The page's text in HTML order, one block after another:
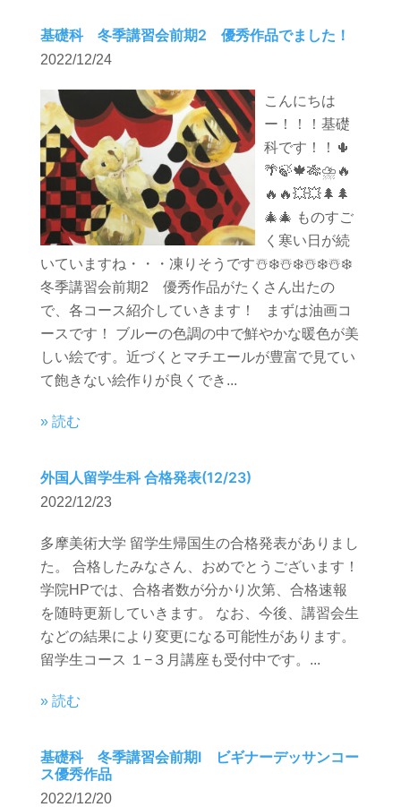
基礎科 冬季講習会前期2 優秀作品でました！
2022/12/24
こんにちは
ー！！！基礎
科です！！🌵
🌴🍃🍁🎋⛈️🔥
🔥🔥💥💥🌲🌲
🎄🎄 ものすご
く寒い日が続
いていますね・・・凍りそうです☃️❄️☃️❄️☃️❄️☃️❄️
冬季講習会前期2 優秀作品がたくさん出たの
で、各コース紹介していきます！ まずは油画コ
ースです！ ブルーの色調の中で鮮やかな暖色が美
しい絵です。近づくとマチエールが豊富で見てい
て飽きない絵作りが良くでき...
» 読む
外国人留学生科 合格発表(12/23)
2022/12/23
多摩美術大学 留学生帰国生の合格発表がありまし
た。 合格したみなさん、おめでとうございます！
学院HPでは、合格者数が分かり次第、合格速報
を随時更新していきます。 なお、今後、講習会生
などの結果により変更になる可能性があります。
留学生コース １−３月講座も受付中です。...
» 読む
基礎科 冬季講習会前期Ⅰ ビギナーデッサンコー
ス優秀作品
2022/12/20